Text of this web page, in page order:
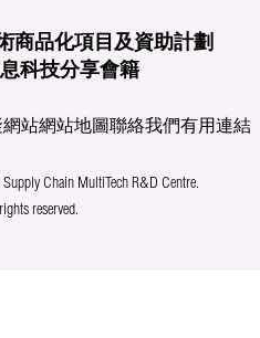
商品化項目及資助計劃
科技分享會籍
網站網站地圖聯絡我們有用連結
Chain MultiTech R&D Centre.
reserved.